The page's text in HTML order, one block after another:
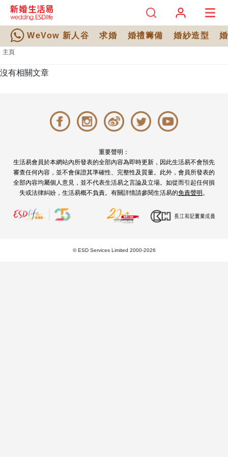
WeVow 新人谷 求婚 婚禮籌備 婚紗造型
主頁
沒有相關文章
重要聲明：
生活易會員於本網站內所發表的全部內容為即時更新，因此生活易不會預先
審查任何內容，並不會保證其準確性、完整性及質量。此外，會員所發表的
全部內容均屬個人意見，並不代表生活易之言論及立場。如從而引起任何損
失或法律糾紛，生活易概不負責。有關詳情請參閱生活易的免責聲明 。
© ESD Services Limited 2000-2026